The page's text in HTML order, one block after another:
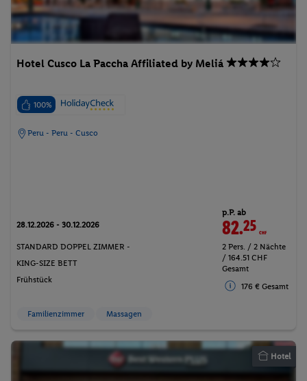
Hotel Cusco La Paccha Affiliated by Meliá
100%
Peru - Peru - Cusco
28.12.2026 - 30.12.2026
STANDARD DOPPEL ZIMMER -
KING-SIZE BETT
Frühstück
p.P. ab
82.25CHF
2 Pers. / 2 Nächte
/ 164.51 CHF
Gesamt
176 € Gesamt
Familienzimmer Massagen
Hotel